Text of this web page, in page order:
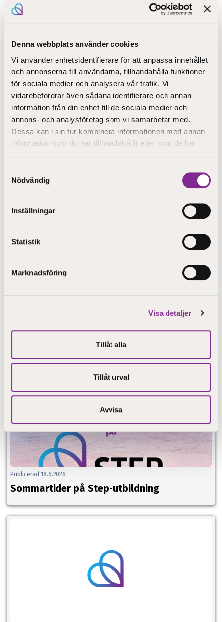
Denna webbplats använder cookies
Vi använder enhetsidentifierare för att anpassa innehållet
och annonserna till användarna, tillhandahålla funktioner
för sociala medier och analysera vår trafik. Vi
vidarebefordrar även sådana identifierare och annan
information från din enhet till de sociala medier och
annons- och analysföretag som vi samarbetar med.
Dessa kan i sin tur kombinera informationen med annan
information som du har tillhandahållit eller som de har
Nödvändig
Inställningar
Statistik
Marknadsföring
Visa detaljer
Tillåt alla
Tillåt urval
Avvisa
Kontinuerlig ansökan
Utbildning online
Flerformsutbildning
Arbetskraftsutbildning
SÖK UTBILDNINGAR
Töm sökkriterierna
Seurakuntaopisto är nu STEP-utbildning
Blogginlägg
Publicerad 18.6.2026
Sommartider på Step-utbildning